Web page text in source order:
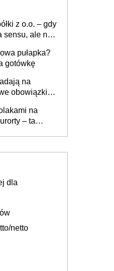
z o.o. – gdy
sensu, ale nie
pułapka?
gotówkę
na
obowiązki w
na
– ta
dla
netto